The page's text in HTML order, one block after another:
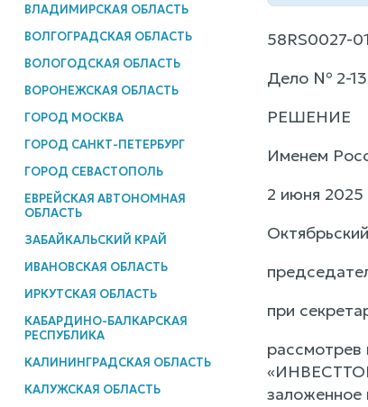
ВЛАДИМИРСКАЯ ОБЛАСТЬ
ВОЛГОГРАДСКАЯ ОБЛАСТЬ
ВОЛОГОДСКАЯ ОБЛАСТЬ
ВОРОНЕЖСКАЯ ОБЛАСТЬ
ГОРОД МОСКВА
ГОРОД САНКТ-ПЕТЕРБУРГ
ГОРОД СЕВАСТОПОЛЬ
ЕВРЕЙСКАЯ АВТОНОМНАЯ
ОБЛАСТЬ
ЗАБАЙКАЛЬСКИЙ КРАЙ
ИВАНОВСКАЯ ОБЛАСТЬ
ИРКУТСКАЯ ОБЛАСТЬ
КАБАРДИНО-БАЛКАРСКАЯ
РЕСПУБЛИКА
КАЛИНИНГРАДСКАЯ ОБЛАСТЬ
КАЛУЖСКАЯ ОБЛАСТЬ
58RS0027-
Дело № 2-
РЕШЕНИЕ
Именем
2 июня 2025
при
рассмотрев